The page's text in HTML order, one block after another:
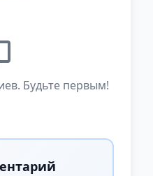
Будьте первым!